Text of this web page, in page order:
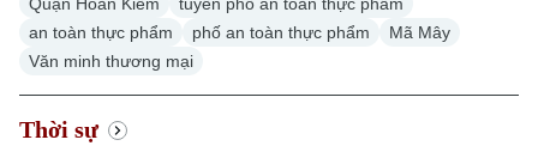
an toàn thực phẩm
phố an toàn thực phẩm
Mã Mây
Văn minh thương mại
Thời sự